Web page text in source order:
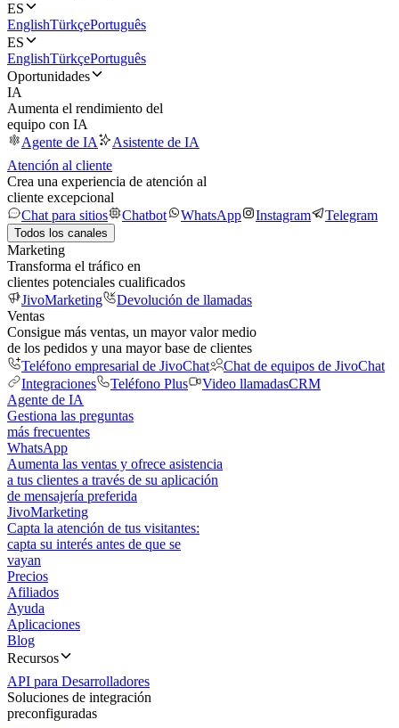
ES
EnglishTürkçePortuguês
ES
EnglishTürkçePortuguês
Oportunidades
IA
Aumenta el rendimiento del
equipo con IA
Agente de IA
Asistente de IA
Atención al cliente
Crea una experiencia de atención al
cliente excepcional
Chat para sitios
Chatbot WhatsApp Instagram Telegram
Todos los canales
Marketing
Transforma el tráfico en
clientes potenciales cualificados
JivoMarketing
Devolución de llamadas
Ventas
Consigue más ventas, un mayor valor medio
de los pedidos y una mayor base de clientes
Teléfono empresarial de JivoChat
Chat de equipos de JivoChat
Integraciones
Teléfono Plus Video llamadasCRM
Agente de IA
Gestiona las preguntas
más frecuentes
WhatsApp
Aumenta las ventas y ofrece asistencia
a tus clientes a través de su aplicación
de mensajería preferida
JivoMarketing
Capta la atención de tus visitantes:
capta su interés antes de que se
vayan
Precios
Afiliados
Ayuda
Aplicaciones
Blog
Recursos
API para Desarrolladores
Soluciones de integración
preconfiguradas